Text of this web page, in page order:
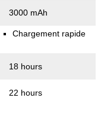
3000 mAh
Chargement rapide
18 hours
22 hours